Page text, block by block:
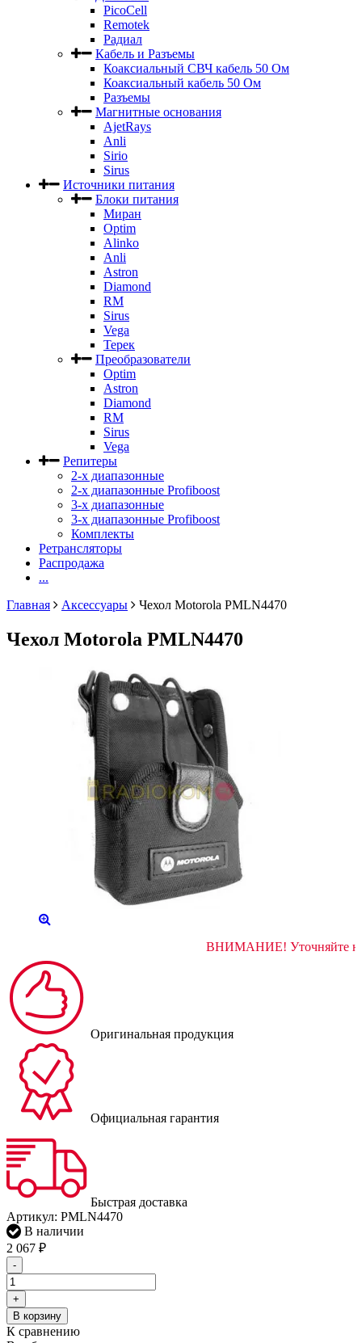
PicoCell
Remotek
Радиал
Кабель и Разъемы
Коаксиальный СВЧ кабель 50 Ом
Коаксиальный кабель 50 Ом
Разъемы
Магнитные основания
AjetRays
Anli
Sirio
Sirus
Источники питания
Блоки питания
Миран
Optim
Alinko
Anli
Astron
Diamond
RM
Sirus
Vega
Терек
Преобразователи
Optim
Astron
Diamond
RM
Sirus
Vega
Репитеры
2-х диапазонные
2-х диапазонные Profiboost
3-х диапазонные
3-х диапазонные Profiboost
Комплекты
Ретрансляторы
Распродажа
...
Главная
Аксессуары Чехол Motorola PMLN4470
Чехол Motorola PMLN4470
ВНИМАНИЕ!
Оригинальная продукция
Официальная гарантия
Быстрая доставка
Артикул: PMLN4470
В наличии
2 067 ₽
-
+
В корзину
К сравнению